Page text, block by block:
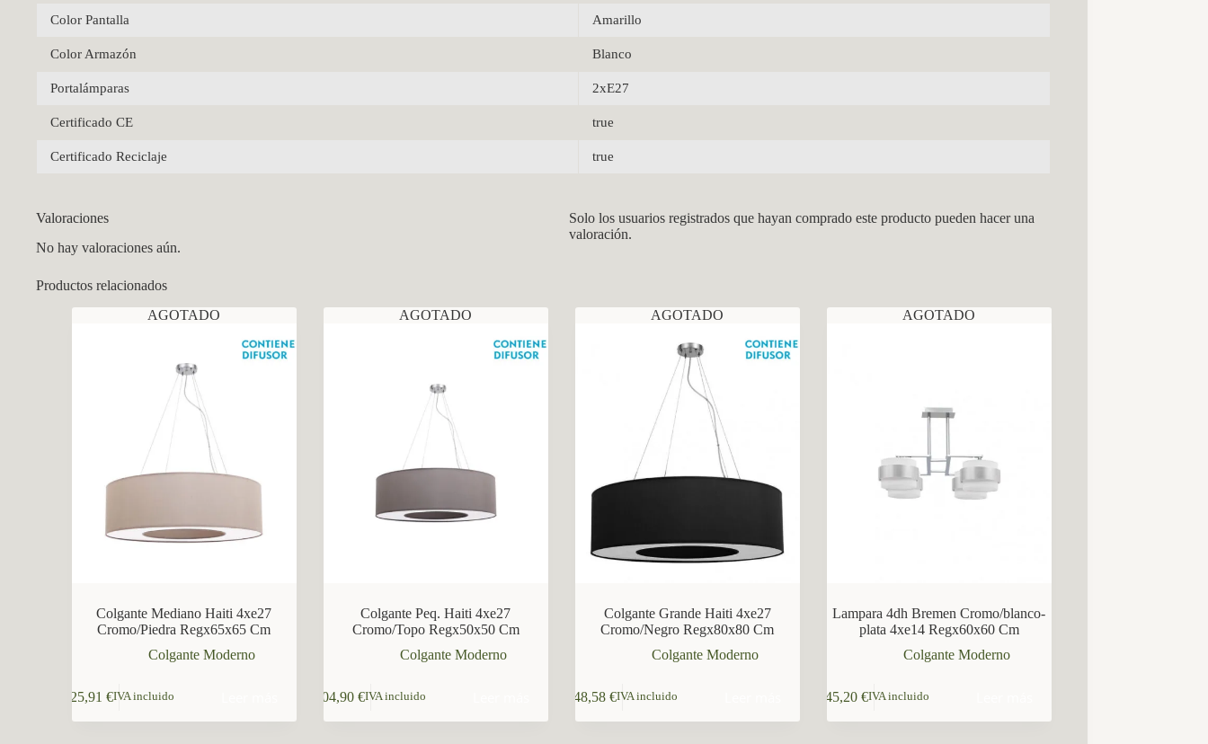
Color Pantalla Amarillo
Color Armazón Blanco
Portalámparas 2xE27
Certificado CE true
Certificado Reciclaje true
Valoraciones
No hay valoraciones aún.
Solo los usuarios registrados que hayan comprado este producto pueden hacer una
valoración.
Productos relacionados
AGOTADO
Colgante Mediano Haiti 4xe27
Cromo/Piedra Regx65x65 Cm
Colgante Moderno
125,91€IVA incluido
AGOTADO
Colgante Peq. Haiti 4xe27
Cromo/Topo Regx50x50 Cm
Colgante Moderno
104,90€IVA incluido
AGOTADO
Colgante Grande Haiti 4xe27
Cromo/Negro Regx80x80 Cm
Colgante Moderno
148,58€IVA incluido
AGOTADO
Lampara 4dh Bremen Cromo/blanco-
plata 4xe14 Regx60x60 Cm
Colgante Moderno
145,20€IVA incluido
CCM Decoración